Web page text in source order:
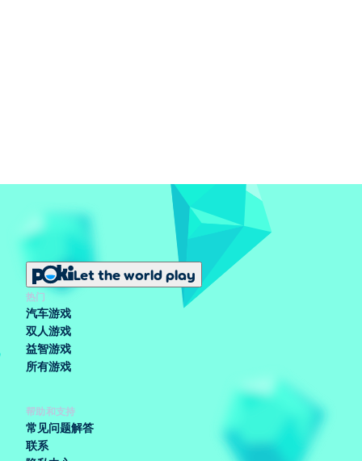
Let the world play
热门
汽车游戏
双人游戏
益智游戏
所有游戏
帮助和支持
常见问题解答
联系